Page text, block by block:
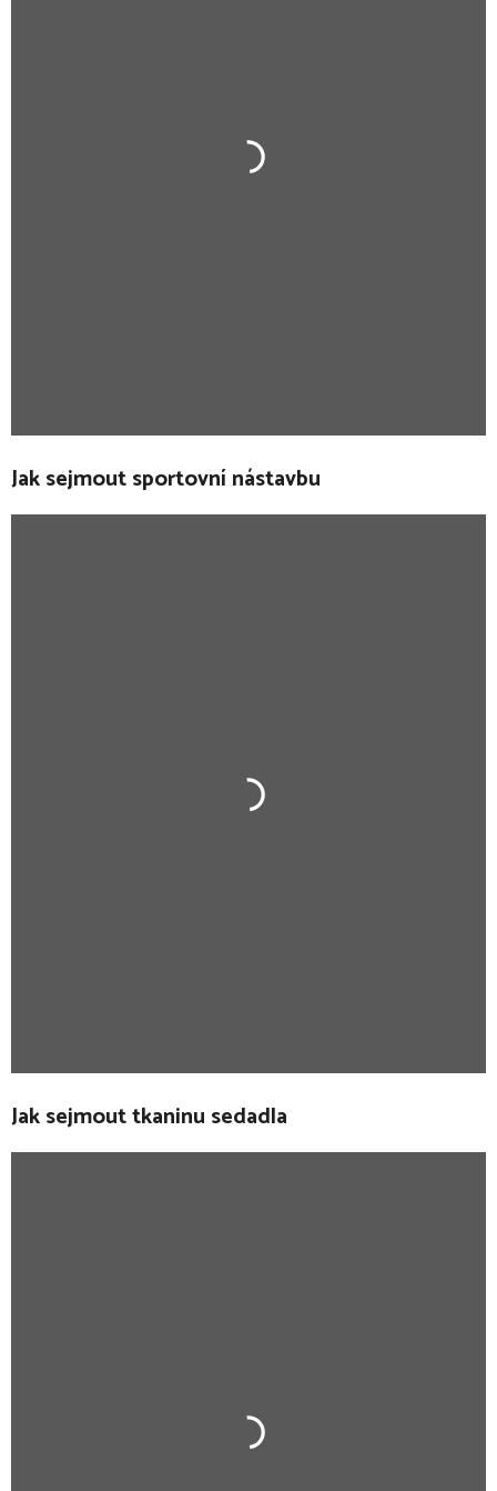
Jak sejmout sportovní nástavbu
Jak sejmout tkaninu sedadla